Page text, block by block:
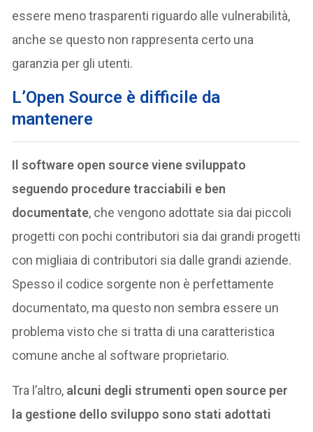
essere meno trasparenti riguardo alle vulnerabilità,
anche se questo non rappresenta certo una
garanzia per gli utenti.
L’Open Source è difficile da
mantenere
Il software open source viene sviluppato
seguendo procedure tracciabili e ben
documentate, che vengono adottate sia dai piccoli
progetti con pochi contributori sia dai grandi progetti
con migliaia di contributori sia dalle grandi aziende.
Spesso il codice sorgente non è perfettamente
documentato, ma questo non sembra essere un
problema visto che si tratta di una caratteristica
comune anche al software proprietario.
Tra l’altro, alcuni degli strumenti open source per
la gestione dello sviluppo sono stati adottati